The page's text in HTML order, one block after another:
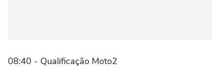
08:40 - Qualificação Moto2